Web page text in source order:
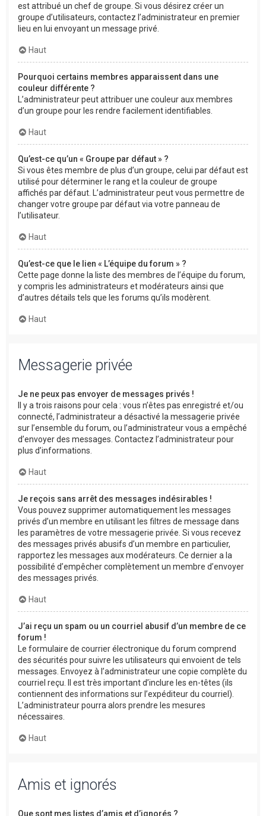
est attribué un chef de groupe. Si vous désirez créer un
groupe d’utilisateurs, contactez l’administrateur en premier
lieu en lui envoyant un message privé.
Haut
Pourquoi certains membres apparaissent dans une
couleur différente ?
L’administrateur peut attribuer une couleur aux membres
d’un groupe pour les rendre facilement identifiables.
Haut
Qu’est-ce qu’un « Groupe par défaut » ?
Si vous êtes membre de plus d’un groupe, celui par défaut est
utilisé pour déterminer le rang et la couleur de groupe
affichés par défaut. L’administrateur peut vous permettre de
changer votre groupe par défaut via votre panneau de
l’utilisateur.
Haut
Qu’est-ce que le lien « L’équipe du forum » ?
Cette page donne la liste des membres de l’équipe du forum,
y compris les administrateurs et modérateurs ainsi que
d’autres détails tels que les forums qu’ils modèrent.
Haut
Messagerie privée
Je ne peux pas envoyer de messages privés !
Il y a trois raisons pour cela : vous n’êtes pas enregistré et/ou
connecté, l’administrateur a désactivé la messagerie privée
sur l’ensemble du forum, ou l’administrateur vous a empêché
d’envoyer des messages. Contactez l’administrateur pour
plus d’informations.
Haut
Je reçois sans arrêt des messages indésirables !
Vous pouvez supprimer automatiquement les messages
privés d’un membre en utilisant les filtres de message dans
les paramètres de votre messagerie privée. Si vous recevez
des messages privés abusifs d’un membre en particulier,
rapportez les messages aux modérateurs. Ce dernier a la
possibilité d’empêcher complètement un membre d’envoyer
des messages privés.
Haut
J’ai reçu un spam ou un courriel abusif d’un membre de ce
forum !
Le formulaire de courrier électronique du forum comprend
des sécurités pour suivre les utilisateurs qui envoient de tels
messages. Envoyez à l’administrateur une copie complète du
courriel reçu. Il est très important d’inclure les en-têtes (ils
contiennent des informations sur l’expéditeur du courriel).
L’administrateur pourra alors prendre les mesures
nécessaires.
Haut
Amis et ignorés
Que sont mes listes d’amis et d’ignorés ?